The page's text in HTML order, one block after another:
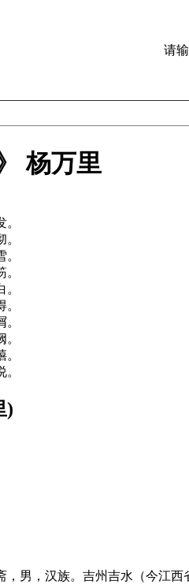
请
杨万里
)
男，汉族。吉州吉水（今江西